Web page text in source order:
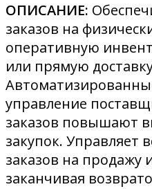
ОПИСАНИЕ:
заказов на
оперативную
или прямую
управление
заказов повышают
закупок. Управляет
заказов на продажу
заканчивая